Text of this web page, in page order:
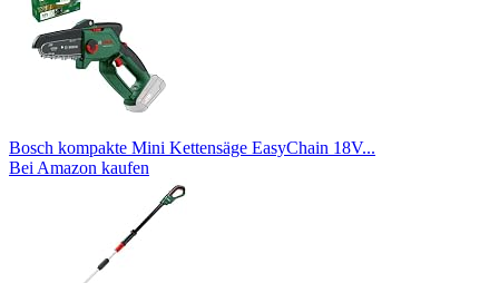
Bosch kompakte Mini Kettensäge EasyChain 18V...
Bei Amazon kaufen